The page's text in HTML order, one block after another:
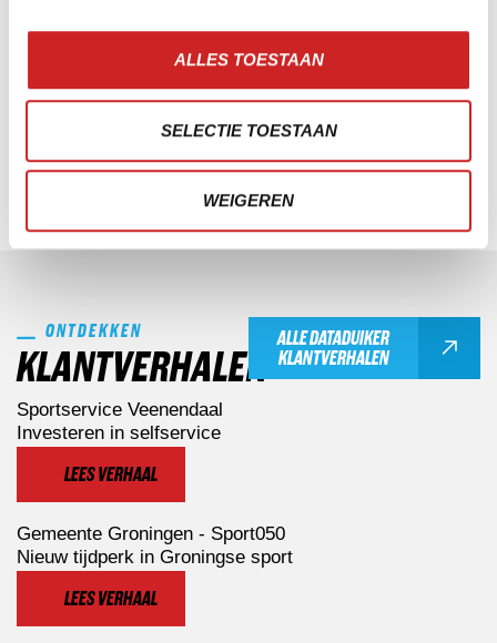
ALLES TOESTAAN
SELECTIE TOESTAAN
WEIGEREN
ONTDEKKEN
KLANTVERHALEN
ALLE DATADUIKER
KLANTVERHALEN
Sportservice Veenendaal
Investeren in selfservice
LEES VERHAAL
Gemeente Groningen - Sport050
Nieuw tijdperk in Groningse sport
LEES VERHAAL